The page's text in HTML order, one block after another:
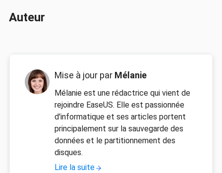
Auteur
Mise à jour par Mélanie
Mélanie est une rédactrice qui vient de
rejoindre EaseUS. Elle est passionnée
d'informatique et ses articles portent
principalement sur la sauvegarde des
données et le partitionnement des
disques.
Lire la suite